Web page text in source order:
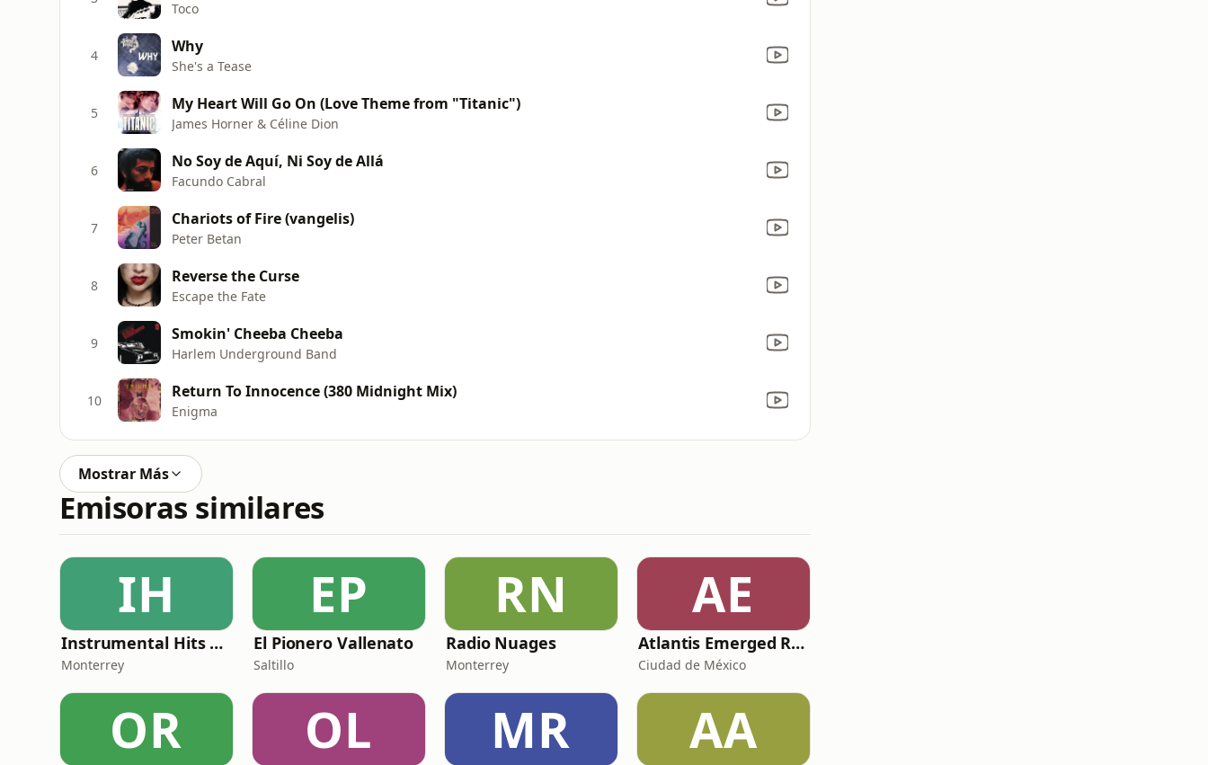
Toco
4 Why
She's a Tease
5 My Heart Will Go On (Love Theme from "Titanic")
James Horner & Céline Dion
6 No Soy de Aquí, Ni Soy de Allá
Facundo Cabral
7 Chariots of Fire (vangelis)
Peter Betan
8 Reverse the Curse
Escape the Fate
9 Smokin' Cheeba Cheeba
Harlem Underground Band
10 Return To Innocence (380 Midnight Mix)
Enigma
Mostrar Más
Emisoras similares
IH
Instrumental Hits Radio
Monterrey
EP
El Pionero Vallenato
Saltillo
RN
Radio Nuages
Monterrey
AE
Atlantis Emerged Radio
Ciudad de México
OR OL MR AA